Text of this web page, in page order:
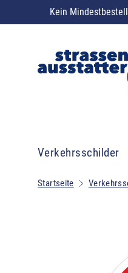
Kein
Verkehrsschilder
Startseite